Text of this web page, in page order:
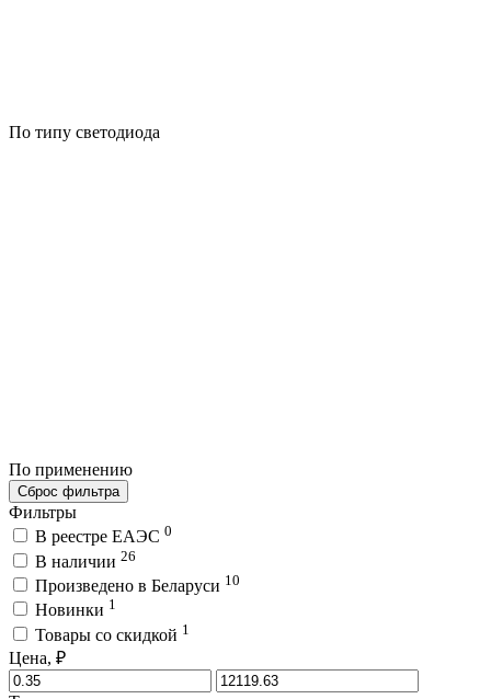
По типу светодиода
По применению
Сброс фильтра
Фильтры
В реестре ЕАЭС 0
В наличии 26
Произведено в Беларуси 10
Новинки 1
Товары со скидкой 1
Цена, ₽